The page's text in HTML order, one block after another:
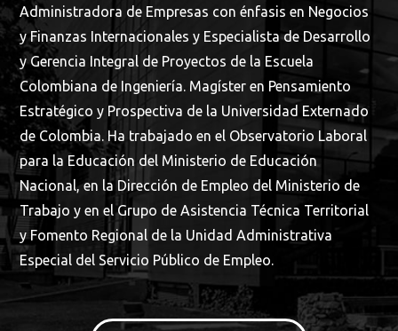
Administradora de Empresas con énfasis en Negocios
y Finanzas Internacionales y Especialista de Desarrollo
y Gerencia Integral de Proyectos de la Escuela
Colombiana de Ingeniería. Magíster en Pensamiento
Estratégico y Prospectiva de la Universidad Externado
de Colombia. Ha trabajado en el Observatorio Laboral
para la Educación del Ministerio de Educación
Nacional, en la Dirección de Empleo del Ministerio de
Trabajo y en el Grupo de Asistencia Técnica Territorial
y Fomento Regional de la Unidad Administrativa
Especial del Servicio Público de Empleo.